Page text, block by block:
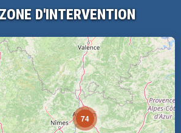
D'INTERVENTION
74